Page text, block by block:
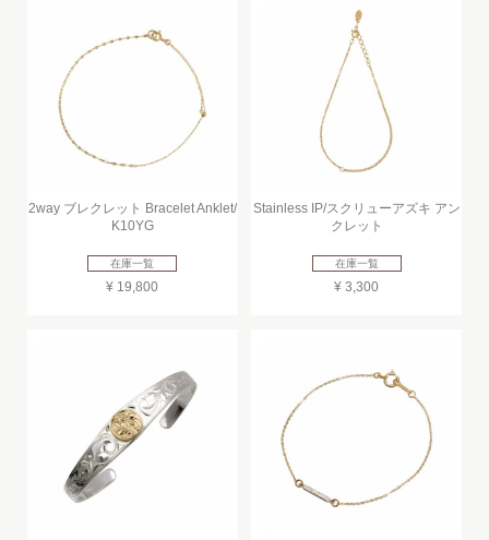
2way ブレクレット Bracelet Anklet/
K10YG
在庫一覧
¥ 19,800
Stainless IP/スクリューアズキ アン
クレット
在庫一覧
¥ 3,300